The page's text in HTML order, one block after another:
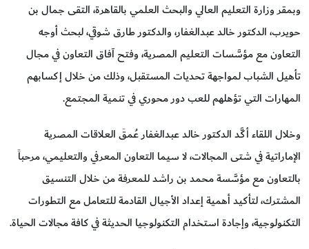
وبمقر وزارة التعليم العالي والبحث العلمي بالقاهرة، التقى جمال بن
حويرب، الدكتور خالد عبدالغفار، والدكتور طارق شوقي، لبحث أوجه
التعاون مع مؤسَّسات التعليم المصرية، وفتح آفاق التعاون في مجال
تأهيل الشباب لمواجهة تحديات المستقبل، وذلك من خلال إكسابهم
المهارات التي تؤهلهم للعب دور محوري في تنمية المجتمع.
وخلال اللقاء أكَّد الدكتور خالد عبدالغفار عُمقَ العلاقات المصرية
الإماراتية في شتى المجالات، لا سيما التعاون المعرفي والتعليمي، مرحباً
بالتعاون مع مؤسَّسة محمد بن راشد للمعرفة من خلال التنسيق
المشترك، لتأكيد أهمية إعداد الأجيال القادمة للتعامل مع التطورات
التكنولوجية، وإجادة استخدام التكنولوجيا الحديثة في كافة مجالات الحياة.